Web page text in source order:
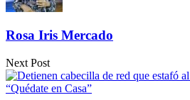
Rosa Iris Mercado
Next Post